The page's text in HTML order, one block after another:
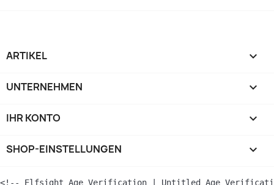
ARTIKEL 
UNTERNEHMEN 
IHR KONTO 
SHOP-EINSTELLUNGEN keyboard_arrow_down
<!-- Elfsight Age Verification | Untitled Age